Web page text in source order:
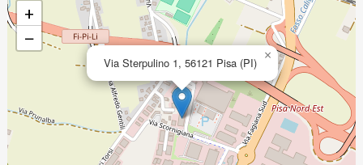
Via Sterpulino 1, 56121 Pisa (PI) ×
+
−